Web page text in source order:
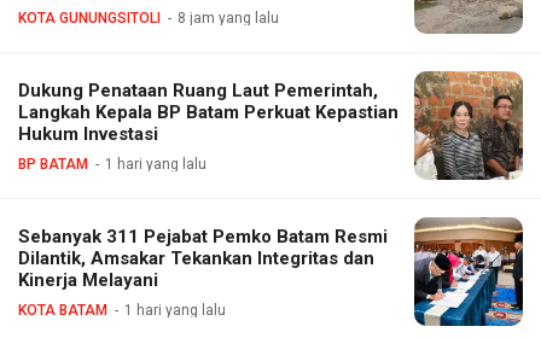
KOTA GUNUNGSITOLI 8 jam yang lalu
Dukung Penataan Ruang Laut Pemerintah,
Langkah Kepala BP Batam Perkuat Kepastian
Hukum Investasi
BP BATAM 1 hari yang lalu
Sebanyak 311 Pejabat Pemko Batam Resmi
Dilantik, Amsakar Tekankan Integritas dan
Kinerja Melayani
KOTA BATAM 1 hari yang lalu